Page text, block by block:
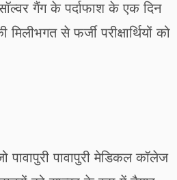
गैंग के पर्दाफाश के एक दिन
से फर्जी परीक्षार्थियों को
पावापुरी मेडिकल कॉलेज